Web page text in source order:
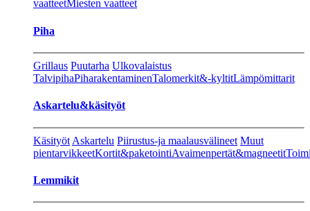
vaatteetMiesten vaatteet
Piha
Grillaus Puutarha Ulkovalaistus
TalvipihaPiharakentaminenTalomerkit&-kyltitLämpömittarit
Askartelu&käsityöt
Käsityöt Askartelu Piirustus-ja maalausvälineet Muut
pientarvikkeetKortit&paketointiAvaimenpertät&magneetit
Lemmikit